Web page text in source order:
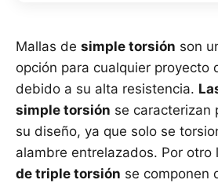
Mallas de simple torsión son
opción para cualquier proyecto
debido a su alta resistencia.
simple torsión se caracterizan
su diseño, ya que solo se
alambre entrelazados. Por otro
de triple torsión se componen